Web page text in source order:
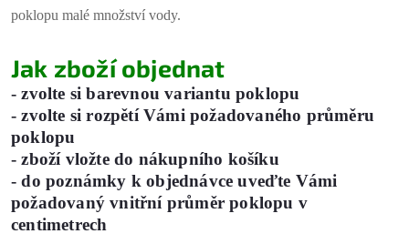
poklopu malé množství vody.
Jak zboží objednat
- zvolte sibarevnou variantu poklopu
- zvolte sirozpětíVámi požadovaného průměru
poklopu
- zboží vložte do nákupního košíku
-do poznámky k objednávce uveďte Vámi
požadovaný vnitřní průměr poklopu v
centimetrech